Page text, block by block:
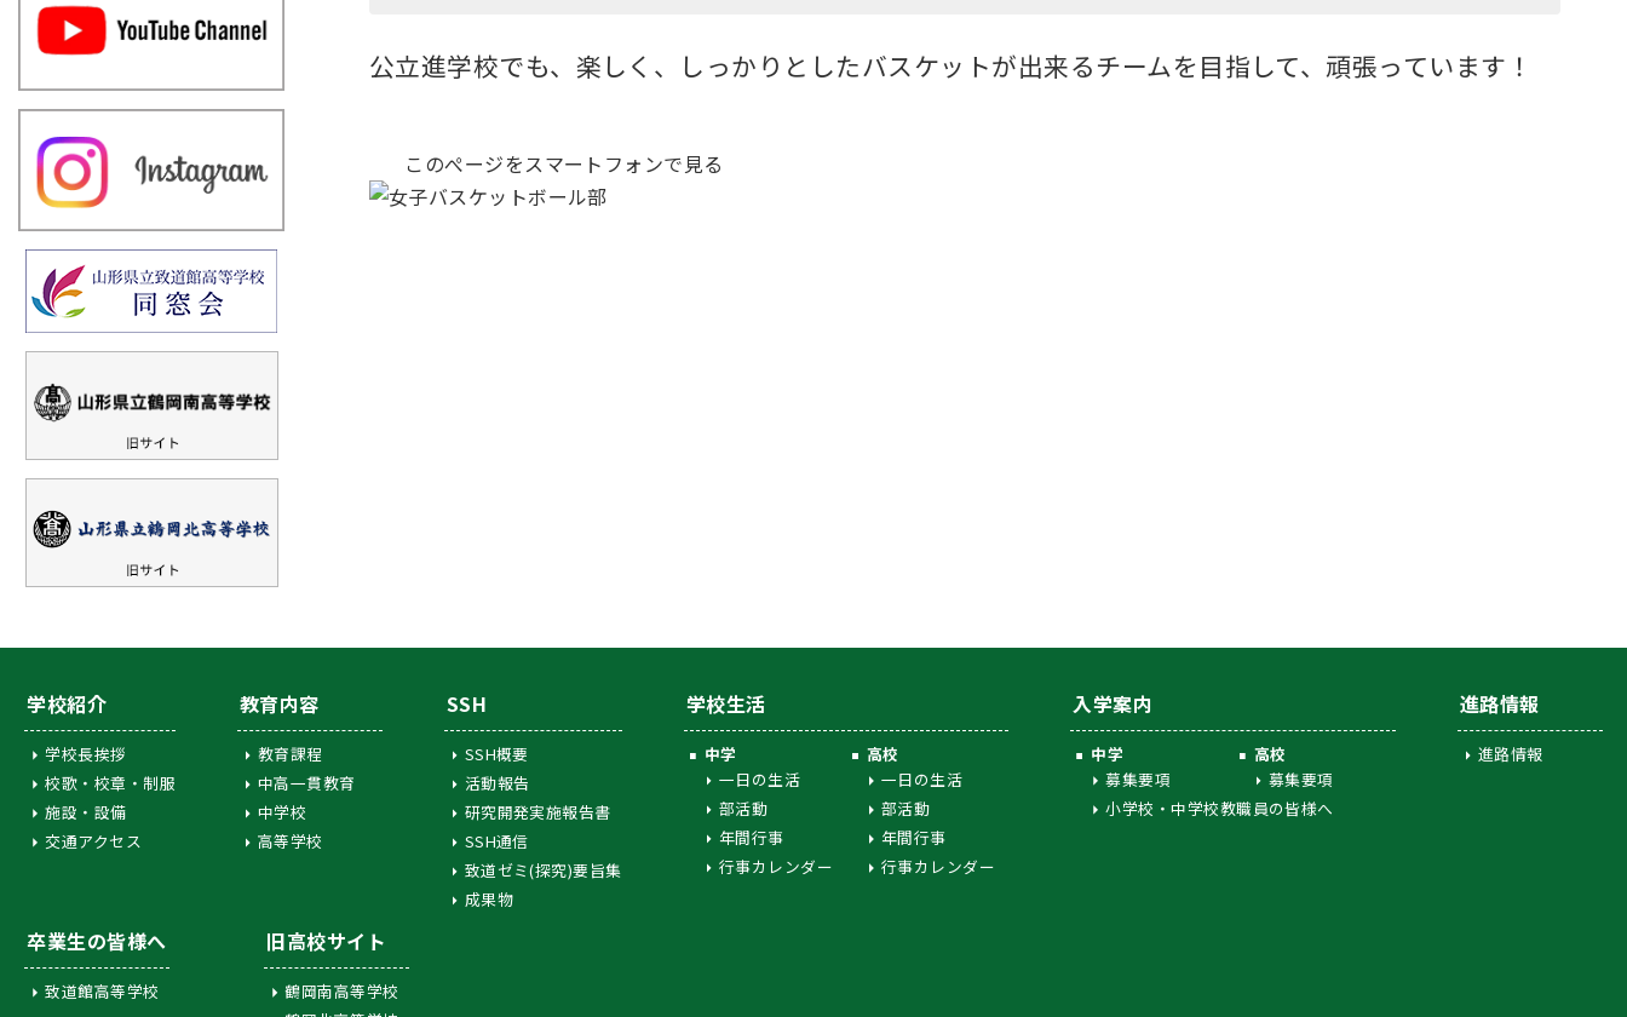
公立進学校でも、楽しく、しっかりとしたバスケットが出来るチームを目指して、頑張っています！
このぺージをスマートフォンで見る
学校紹介
学校長挨拶
校歌・校章・制服
施設・設備
交通アクセス
教育内容
教育課程
中高一貫教育
中学校
高等学校
SSH
SSH概要
活動報告
研究開発実施報告書
SSH通信
致道ゼミ(探究)要旨集
成果物
学校生活
中学
一日の生活
部活動
年間行事
行事カレンダー
高校
一日の生活
部活動
年間行事
行事カレンダー
入学案内
中学
募集要項
高校
募集要項
小学校・中学校教職員の皆様へ
進路情報
進路情報
卒業生の皆様へ
致道館高等学校
旧高校サイト
鶴岡南高等学校